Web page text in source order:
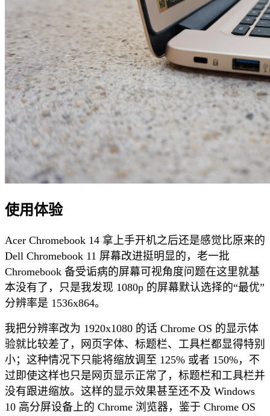
使用体验
Acer Chromebook 14 拿上手开机之后还是感觉比原来的
Dell Chromebook 11 屏幕改进挺明显的，老一批
Chromebook 备受诟病的屏幕可视角度问题在这里就基
本没有了，只是我发现 1080p 的屏幕默认选择的“最优”
分辨率是 1536x864。
我把分辨率改为 1920x1080 的话 Chrome OS 的显示体
验就比较差了，网页字体、标题栏、工具栏都显得特别
小；这种情况下只能将缩放调至 125% 或者 150%，不
过即使这样也只是网页显示正常了，标题栏和工具栏并
没有跟进缩放。这样的显示效果甚至还不及 Windows
10 高分屏设备上的 Chrome 浏览器，鉴于 Chrome OS